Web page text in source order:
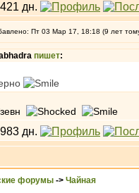
Пт 03 Мар 17, 18:18 (9 лет
пишет:
форумы -> Чайная